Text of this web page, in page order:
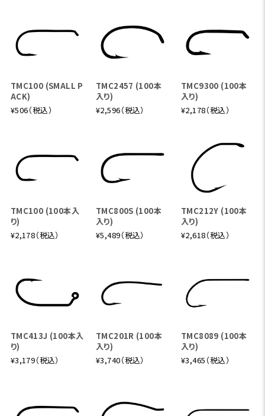
TMC100 (SMALL P
ACK)
¥506（税込）
TMC2457 (100本
入り)
¥2,596（税込）
TMC9300 (100本
入り)
¥2,178（税込）
TMC100 (100本入
り)
¥2,178（税込）
TMC800S (100本
入り)
¥5,489（税込）
TMC212Y (100本
入り)
¥2,618（税込）
TMC413J (100本入
り)
¥3,179（税込）
TMC201R (100本
入り)
¥3,740（税込）
TMC8089 (100本
入り)
¥3,465（税込）